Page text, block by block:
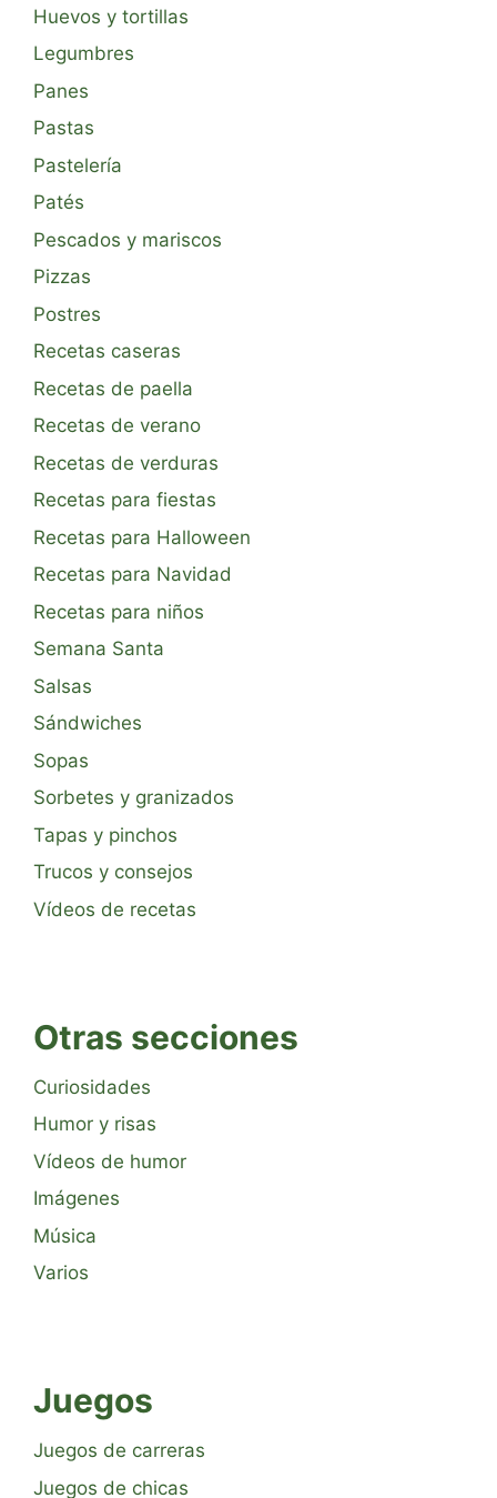
Huevos y tortillas
Legumbres
Panes
Pastas
Pastelería
Patés
Pescados y mariscos
Pizzas
Postres
Recetas caseras
Recetas de paella
Recetas de verano
Recetas de verduras
Recetas para fiestas
Recetas para Halloween
Recetas para Navidad
Recetas para niños
Semana Santa
Salsas
Sándwiches
Sopas
Sorbetes y granizados
Tapas y pinchos
Trucos y consejos
Vídeos de recetas
Otras secciones
Curiosidades
Humor y risas
Vídeos de humor
Imágenes
Música
Varios
Juegos
Juegos de carreras
Juegos de chicas